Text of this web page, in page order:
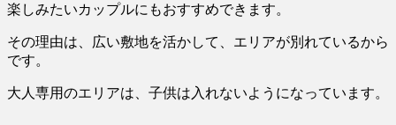
楽しみたいカップルにもおすすめできます。
その理由は、広い敷地を活かして、エリアが別れているから
です。
大人専用のエリアは、子供は入れないようになっています。